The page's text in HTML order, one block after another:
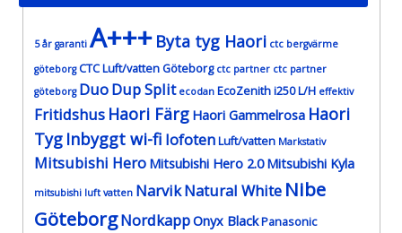
5 år garanti A+++ Byta tyg Haori ctc bergvärme
göteborg CTC Luft/vatten Göteborg ctc partner ctc partner
göteborg DuoDup Split ecodan EcoZenith i250 L/H effektiv
Fritidshus Haori Färg Haori Gammelrosa Haori
Tyg Inbyggt wi-fi lofotenLuft/vatten Markstativ
Mitsubishi Hero Mitsubishi Hero 2.0 Mitsubishi Kyla
mitsubishi luft vatten NarvikNatural White Nibe
GöteborgNordkappOnyx BlackPanasonic